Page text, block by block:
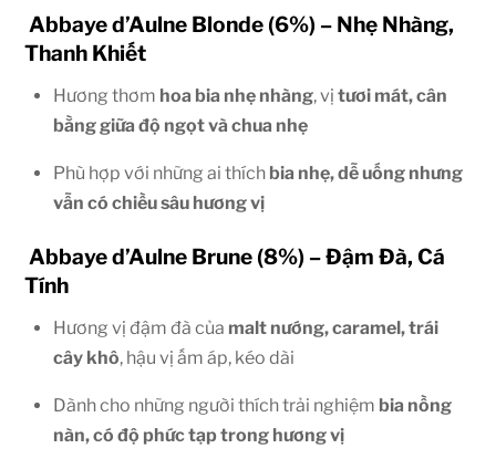
Abbaye d’Aulne Blonde (6%) – Nhẹ Nhàng,
Thanh Khiết
Hương thơm hoa bia nhẹ nhàng, vị tươi mát, cân
bằng giữa độ ngọt và chua nhẹ
Phù hợp với những ai thích bia nhẹ, dễ uống nhưng
vẫn có chiều sâu hương vị
Abbaye d’Aulne Brune (8%) – Đậm Đà, Cá
Tính
Hương vị đậm đà của malt nướng, caramel, trái
cây khô, hậu vị ấm áp, kéo dài
Dành cho những người thích trải nghiệm bia nồng
nàn, có độ phức tạp trong hương vị